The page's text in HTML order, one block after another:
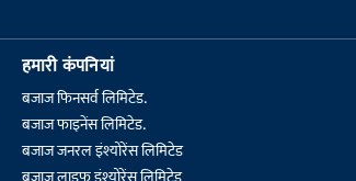
हमारी कंपनियां
बजाज फिनसर्व लिमिटेड.
बजाज फाइनेंस लिमिटेड.
बजाज जनरल इंश्योरेंस लिमिटेड
बजाज लाइफ इंश्योरेंस लिमिटेड